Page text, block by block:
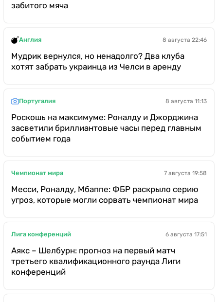
забитого мяча
Англия 8 августа 22:46
Мудрик вернулся, но ненадолго? Два клуба
хотят забрать украинца из Челси в аренду
Португалия 8 августа 11:13
Роскошь на максимуме: Роналду и Джорджина
засветили бриллиантовые часы перед главным
событием года
Чемпионат мира 7 августа 19:58
Месси, Роналду, Мбаппе: ФБР раскрыло серию
угроз, которые могли сорвать чемпионат мира
Лига конференций 6 августа 17:51
Аякс – Шелбурн: прогноз на первый матч
третьего квалификационного раунда Лиги
конференций